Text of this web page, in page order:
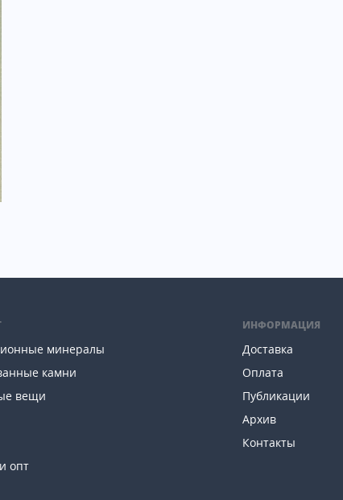
минералы
камни
вещи
опт
ИНФОРМАЦИЯ
Доставка
Оплата
Публикации
Архив
Контакты